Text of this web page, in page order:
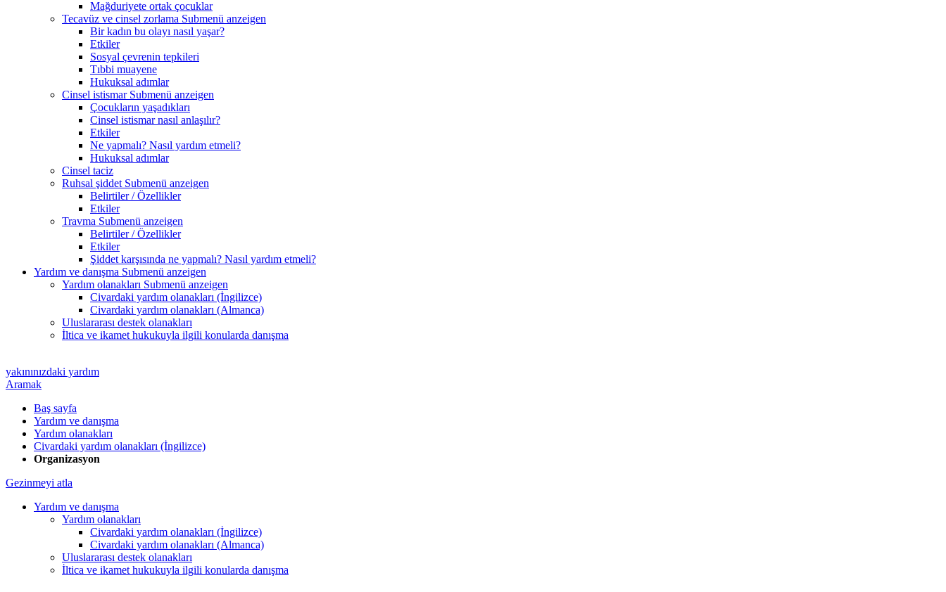
Mağduriyete ortak çocuklar
Tecavüz ve cinsel zorlama Submenü anzeigen
Bir kadın bu olayı nasıl yaşar?
Etkiler
Sosyal çevrenin tepkileri
Tıbbi muayene
Hukuksal adımlar
Cinsel istismar Submenü anzeigen
Çocukların yaşadıkları
Cinsel istismar nasıl anlaşılır?
Etkiler
Ne yapmalı? Nasıl yardım etmeli?
Hukuksal adımlar
Cinsel taciz
Ruhsal şiddet Submenü anzeigen
Belirtiler / Özellikler
Etkiler
Travma Submenü anzeigen
Belirtiler / Özellikler
Etkiler
Şiddet karşısında ne yapmalı? Nasıl yardım etmeli?
Yardım ve danışma Submenü anzeigen
Yardım olanakları Submenü anzeigen
Civardaki yardım olanakları (İngilizce)
Civardaki yardım olanakları (Almanca)
Uluslararası destek olanakları
İltica ve ikamet hukukuyla ilgili konularda danışma
yakınınızdaki yardım
Aramak
Baş sayfa
Yardım ve danışma
Yardım olanakları
Civardaki yardım olanakları (İngilizce)
Organizasyon
Gezinmeyi atla
Yardım ve danışma
Yardım olanakları
Civardaki yardım olanakları (İngilizce)
Civardaki yardım olanakları (Almanca)
Uluslararası destek olanakları
İltica ve ikamet hukukuyla ilgili konularda danışma